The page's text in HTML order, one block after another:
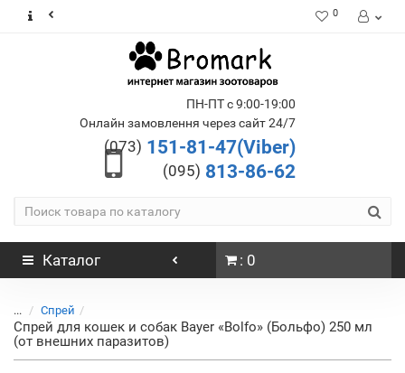
0
ПН-ПТ с 9:00-19:00
Онлайн замовлення через сайт 24/7
(073) 151-81-47(Viber)
(095) 813-86-62
Каталог : 0
... Спрей
Спрей для кошек и собак Bayer «Bolfo» (Больфо) 250 мл
(от внешних паразитов)